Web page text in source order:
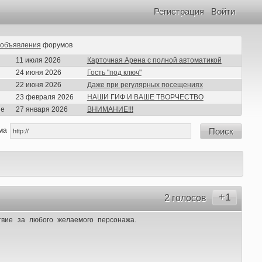
Войти
Регистрация
объявления форумов
11 июля 2026
Карточная Арена с полной автоматикой
24 июня 2026
Гость "под ключ"
22 июня 2026
Даже при регулярных посещениях
23 февраля 2026
НАШИ ГИФ И ВАШЕ ТВОРЧЕСТВО
27 января 2026 ВНИМАНИЕ!!!
Поиск
+1
2 голосов
за любого желаемого персонажа.